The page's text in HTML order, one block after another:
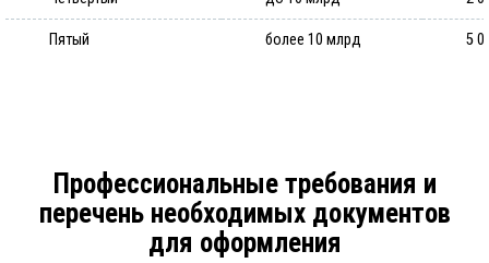
Пятый более 10 млрд 5
Профессиональные требования и
перечень необходимых документов
для оформления